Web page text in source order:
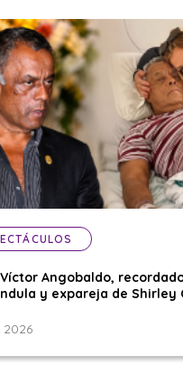
Angobaldo,
y expareja de Shirley
2026